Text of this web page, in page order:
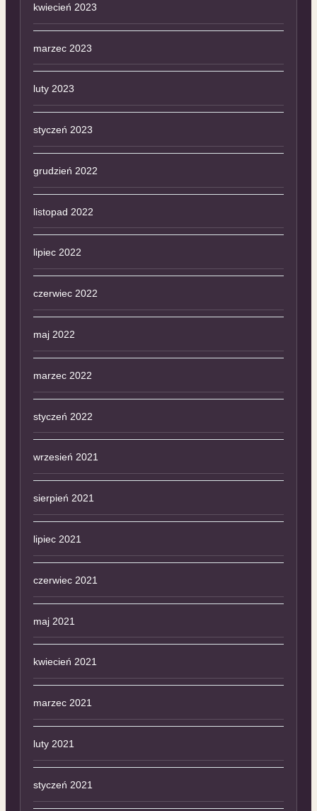
kwiecień 2023
marzec 2023
luty 2023
styczeń 2023
grudzień 2022
listopad 2022
lipiec 2022
czerwiec 2022
maj 2022
marzec 2022
styczeń 2022
wrzesień 2021
sierpień 2021
lipiec 2021
czerwiec 2021
maj 2021
kwiecień 2021
marzec 2021
luty 2021
styczeń 2021